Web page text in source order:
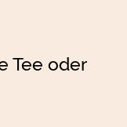
Tee oder